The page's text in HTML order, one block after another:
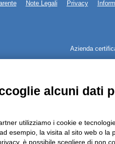
Note Legali Privacy
Azienda
P.IVA
alcuni dati
utilizziamo i cookie e
esempio, la visita al sito web o la
è possibile scegliere di non